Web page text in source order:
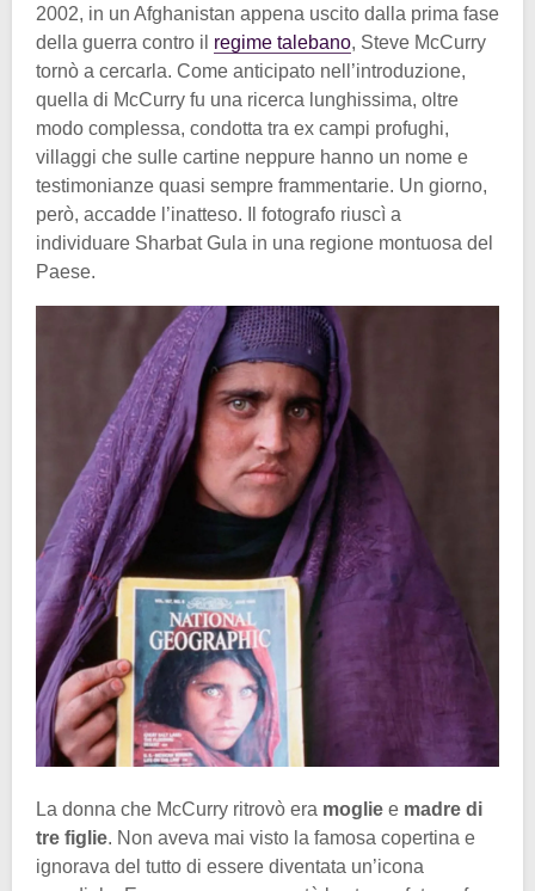
2002, in un Afghanistan appena uscito dalla prima fase
della guerra contro il regime talebano, Steve McCurry
tornò a cercarla. Come anticipato nell’introduzione,
quella di McCurry fu una ricerca lunghissima, oltre
modo complessa, condotta tra ex campi profughi,
villaggi che sulle cartine neppure hanno un nome e
testimonianze quasi sempre frammentarie. Un giorno,
però, accadde l’inatteso. Il fotografo riuscì a
individuare Sharbat Gula in una regione montuosa del
Paese.
La donna che McCurry ritrovò era moglie e madre di
tre figlie. Non aveva mai visto la famosa copertina e
ignorava del tutto di essere diventata un’icona